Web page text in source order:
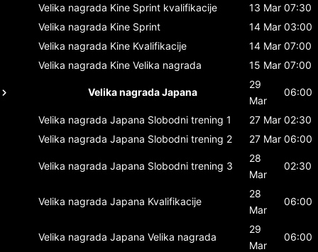
Velika nagrada Kine Sprint kvalifikacije 13 Mar 07:30
Velika nagrada Kine Sprint 14 Mar 03:00
Velika nagrada Kine Kvalifikacije 14 Mar 07:00
Velika nagrada Kine Velika nagrada 15 Mar 07:00
Velika nagrada Japana
29
Mar
06:00
Velika nagrada Japana Slobodni trening 1 27 Mar 02:30
Velika nagrada Japana Slobodni trening 2 27 Mar 06:00
Velika nagrada Japana Slobodni trening 3
28
Mar
02:30
Velika nagrada Japana Kvalifikacije
28
Mar
06:00
Velika nagrada Japana Velika nagrada
29
Mar
06:00